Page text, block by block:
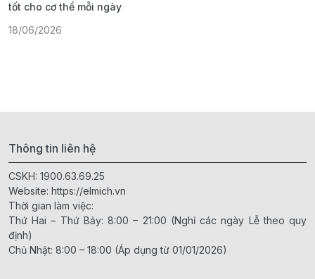
tốt cho cơ thể mỗi ngày
18/06/2026
Thông tin liên hệ
CSKH: 1900.63.69.25
Website: https://elmich.vn
Thời gian làm việc:
Thứ Hai – Thứ Bảy: 8:00 – 21:00 (Nghỉ các ngày Lễ theo quy
định)
Chủ Nhật: 8:00 – 18:00 (Áp dụng từ 01/01/2026)